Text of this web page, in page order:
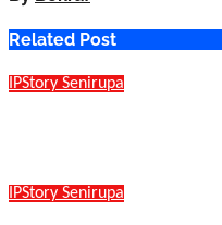
Related Post
IPStory Senirupa
IPStory Senirupa